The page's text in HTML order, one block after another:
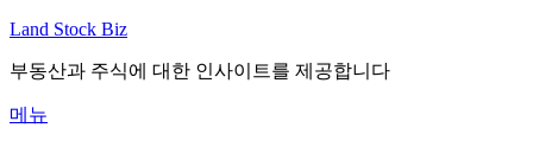
내
으
로
바
Land Stock Biz
부동산과 주식에 대한 인사이트를 제공합니다
메뉴